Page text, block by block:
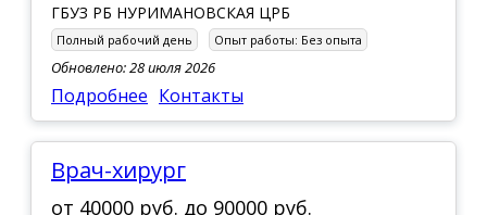
ГБУЗ РБ НУРИМАНОВСКАЯ ЦРБ
Полный рабочий день Опыт работы: Без опыта
Обновлено: 28 июля 2026
Подробнее Контакты
Врач-хирург
от 40000 руб. до 90000 руб.